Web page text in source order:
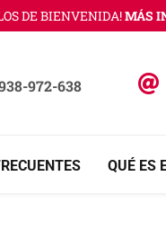
BIENVENIDA!MÁS
972-638
QUÉ ES